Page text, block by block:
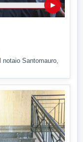
▶
Santomauro,